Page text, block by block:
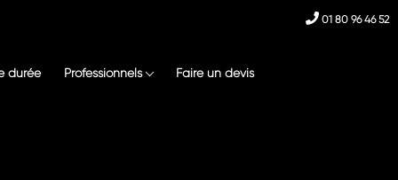
01 80 96 46 52
durée Professionnels Faire un devis